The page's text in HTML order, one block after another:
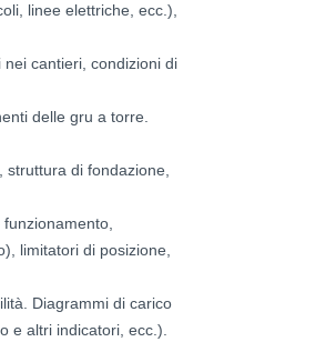
linee elettriche, ecc.),
cantieri, condizioni di
delle gru a torre.
struttura di fondazione,
limitatori di posizione,
Diagrammi di carico
e altri indicatori, ecc.).